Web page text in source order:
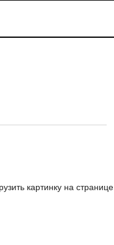
картинку на странице